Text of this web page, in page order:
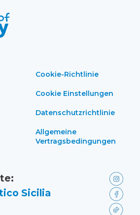
Cookie-Richtlinie
Cookie Einstellungen
Datenschutzrichtlinie
Allgemeine
Vertragsbedingungen
Sicilia